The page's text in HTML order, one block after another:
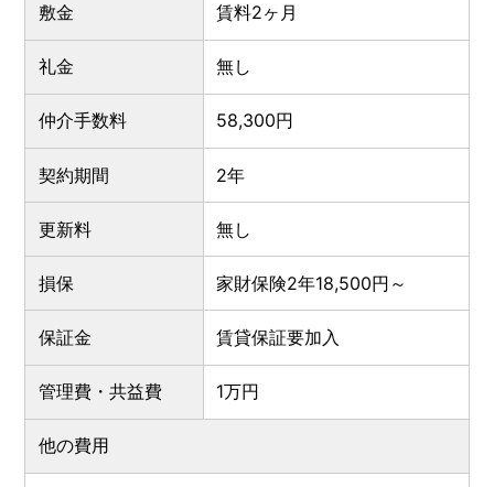
敷金 賃料2ヶ月
礼金 無し
仲介手数料 58,300円
契約期間 2年
更新料 無し
損保 家財保険2年18,500円～
保証金 賃貸保証要加入
管理費・共益費 1万円
他の費用